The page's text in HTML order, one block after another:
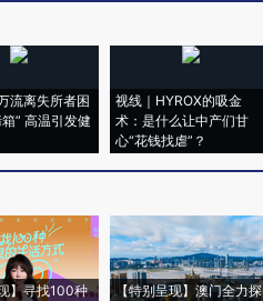
流离失所者困
” 高温引发健
视线｜HYROX的吸金
术：是什么让中产们甘
心“花钱找虐”？
】寻找100种
【特别呈现】澳门全力探